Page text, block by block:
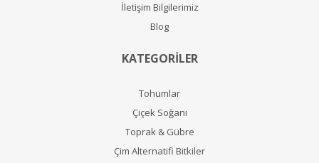
İletişim Bilgilerimiz
Blog
KATEGORİLER
Tohumlar
Çiçek Soğanı
Toprak & Gübre
Çim Alternatifi Bitkiler